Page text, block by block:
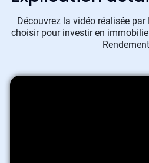
Découvrez la vidéo réalisée
choisir pour investir en